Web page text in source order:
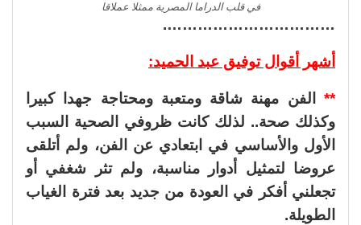
في قلب الدراما المصرية ممثلا عملاقا
…………………………….
أشهر أقوال توفيق عبد الحميد:
** الفن مهنة شاقة ومتعبة ومحتاجة جهدا كبيرا
وكذلك صحة.. لذلك كانت ظروفي الصحية السبب
الأول والأساسي في ابتعادي عن الفن، ولم أتلقى
عروضا لتمثيل أدوار مناسبة، ولم تثر شغفي أو
تجعلني أفكر في العودة من جديد بعد فترة الغياب
الطويلة.